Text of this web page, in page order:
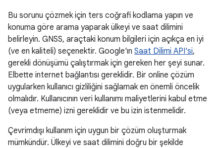
Bu sorunu çözmek için ters coğrafi kodlama yapın ve
konuma göre arama yaparak ülkeyi ve saat dilimini
belirleyin. GNSS, araçtaki konum bilgileri için açıkça en iyi
(ve en kaliteli) seçenektir. Google'ın Saat Dilimi API'si,
gerekli dönüşümü çalıştırmak için gereken her şeyi sunar.
Elbette internet bağlantısı gereklidir. Bir online çözüm
uygularken kullanıcı gizliliğini sağlamak en önemli öncelik
olmalıdır. Kullanıcının veri kullanımı maliyetlerini kabul etme
(veya etmeme) izni gereklidir ve bu izin istenmelidir.
Çevrimdışı kullanım için uygun bir çözüm oluşturmak
mümkündür. Ülkeyi ve saat dilimini doğru bir şekilde